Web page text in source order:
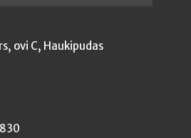
ovi C, Haukipudas